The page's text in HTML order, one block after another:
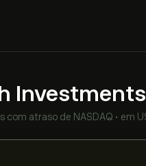
com atraso de NASDAQ • em